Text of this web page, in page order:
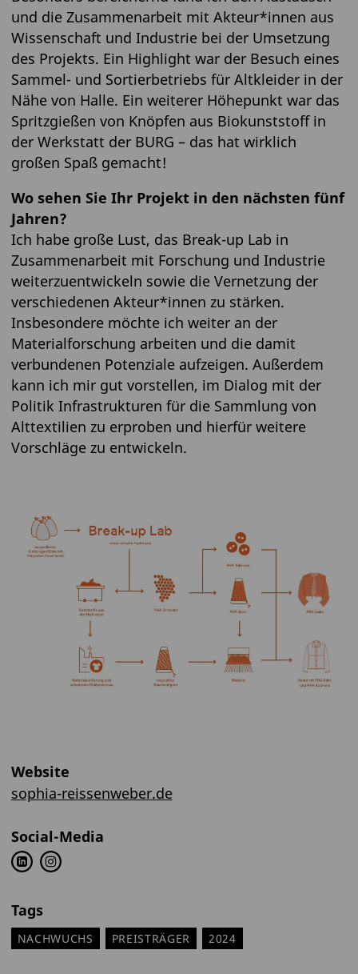
und die Zusammenarbeit mit Akteur*innen aus
Wissenschaft und Industrie bei der Umsetzung
des Projekts. Ein Highlight war der Besuch eines
Sammel- und Sortierbetriebs für Altkleider in der
Nähe von Halle. Ein weiterer Höhepunkt war das
Spritzgießen von Knöpfen aus Biokunststoff in
der Werkstatt der BURG – das hat wirklich
großen Spaß gemacht!
Wo sehen Sie Ihr Projekt in den nächsten fünf
Jahren?
Ich habe große Lust, das Break-up Lab in
Zusammenarbeit mit Forschung und Industrie
weiterzuentwickeln sowie die Vernetzung der
verschiedenen Akteur*innen zu stärken.
Insbesondere möchte ich weiter an der
Materialforschung arbeiten und die damit
verbundenen Potenziale aufzeigen. Außerdem
kann ich mir gut vorstellen, im Dialog mit der
Politik Infrastrukturen für die Sammlung von
Alttextilien zu erproben und hierfür weitere
Vorschläge zu entwickeln.
Website
sophia-reissenweber.de
Social-Media
Tags
NACHWUCHS PREISTRÄGER 2024